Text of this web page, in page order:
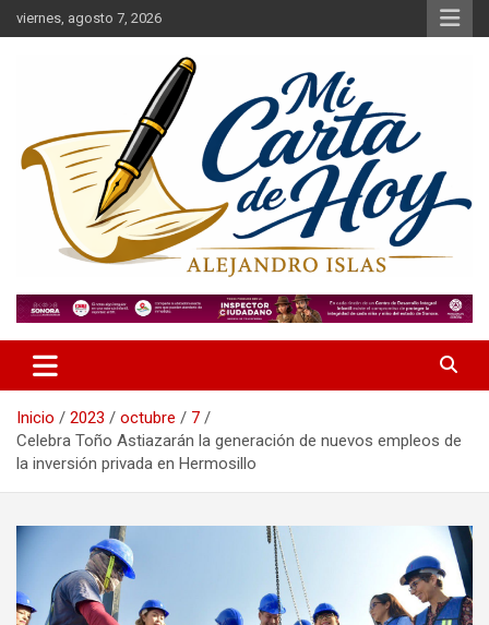
Saltar
al
viernes, agosto 7, 2026
Mi Carta de Hoy
Inicio 2023 octubre
7
Celebra Toño Astiazarán la generación de nuevos empleos de
la inversión privada en Hermosillo